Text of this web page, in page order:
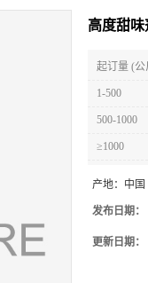
高度甜
起订量 (公
1-500
500-1000
≥1000
产地： 中国
发布日期：
更新日期：